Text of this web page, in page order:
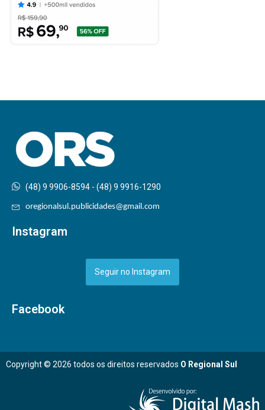
(48) 9 9906-8594 - (48) 9 9916-1290
oregionalsul.publicidades@gmail.com
Instagram
Seguir no Instagram
Facebook
Copyright © 2026 todos os direitos reservados O Regional Sul